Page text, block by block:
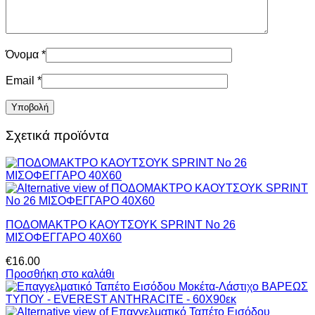
Όνομα *
Email *
Σχετικά προϊόντα
ΠΟΔΟΜΑΚΤΡΟ ΚΑΟΥΤΣΟΥΚ SPRINT No 26
ΜΙΣΟΦΕΓΓΑΡΟ 40Χ60
€16.00
Προσθήκη στο καλάθι